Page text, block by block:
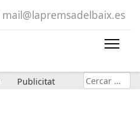
mail@lapremsadelbaix.es
Publicitat Cerca